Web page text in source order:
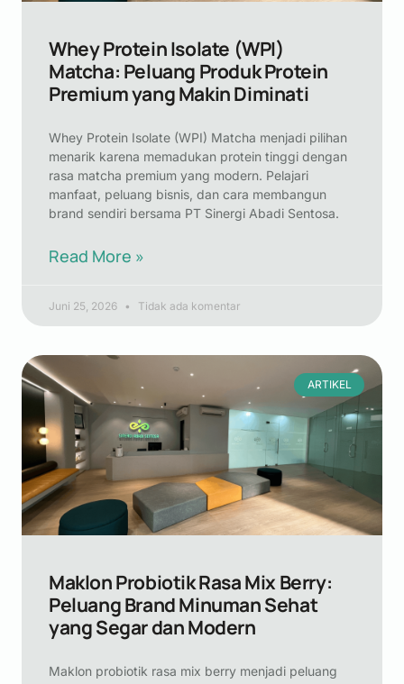
Whey Protein Isolate (WPI)
Matcha: Peluang Produk Protein
Premium yang Makin Diminati
Whey Protein Isolate (WPI) Matcha menjadi pilihan
menarik karena memadukan protein tinggi dengan
rasa matcha premium yang modern. Pelajari
manfaat, peluang bisnis, dan cara membangun
brand sendiri bersama PT Sinergi Abadi Sentosa.
Read More »
Juni 25, 2026 Tidak ada komentar
ARTIKEL
Maklon Probiotik Rasa Mix Berry:
Peluang Brand Minuman Sehat
yang Segar dan Modern
Maklon probiotik rasa mix berry menjadi peluang